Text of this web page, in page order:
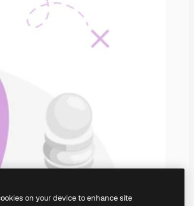
on your device to enhance site